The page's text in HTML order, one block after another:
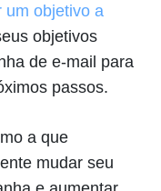
um objetivo a
objetivos
de e-mail para
passos.
a que
mudar seu